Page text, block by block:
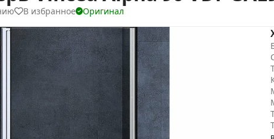
В избранное Оригинал